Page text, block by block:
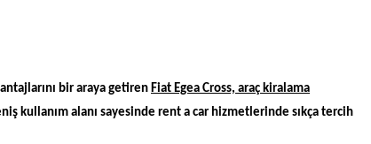
bir araya getirenFiat Egea Cross, araç kiralama
kullanım alanı sayesinde rent a car hizmetlerinde sıkça tercih